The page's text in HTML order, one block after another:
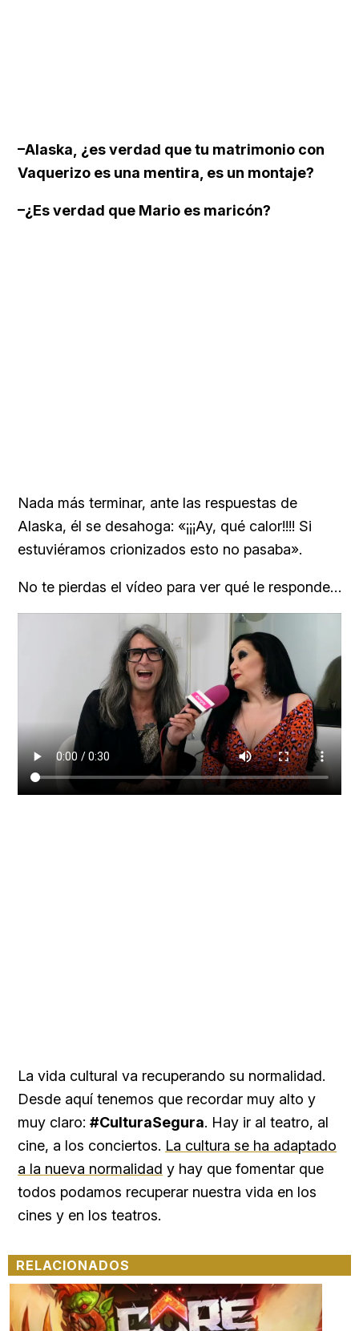
–Alaska, ¿es verdad que tu matrimonio con
Vaquerizo es una mentira, es un montaje?
–¿Es verdad que Mario es maricón?
Nada más terminar, ante las respuestas de
Alaska, él se desahoga: «¡¡¡Ay, qué calor!!!! Si
estuviéramos crionizados esto no pasaba».
No te pierdas el vídeo para ver qué le responde…
La vida cultural va recuperando su normalidad.
Desde aquí tenemos que recordar muy alto y
muy claro: #CulturaSegura. Hay ir al teatro, al
cine, a los conciertos. La cultura se ha adaptado
a la nueva normalidad y hay que fomentar que
todos podamos recuperar nuestra vida en los
cines y en los teatros.
RELACIONADOS